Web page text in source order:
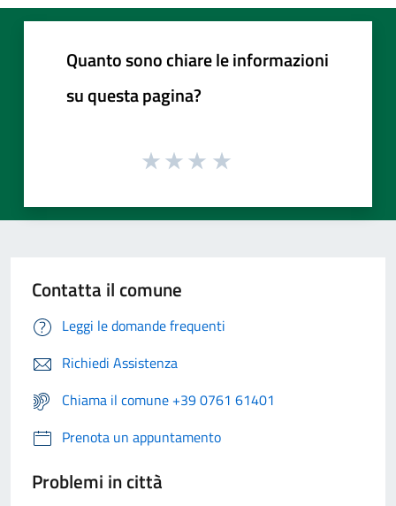
Quanto sono chiare le informazioni
su questa pagina?
Contatta il comune
Leggi le domande frequenti
Richiedi Assistenza
Chiama il comune +39 0761 61401
Prenota un appuntamento
Problemi in città